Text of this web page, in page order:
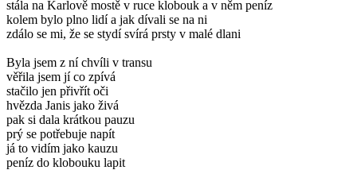
stála na Karlově mostě v ruce klobouk a v něm peníz
kolem bylo plno lidí a jak dívali se na ni
zdálo se mi, že se stydí svírá prsty v malé dlani
Byla jsem z ní chvíli v transu
věřila jsem jí co zpívá
stačilo jen přivřít oči
hvězda Janis jako živá
pak si dala krátkou pauzu
prý se potřebuje napít
já to vidím jako kauzu
peníz do klobouku lapit